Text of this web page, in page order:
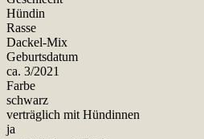
Hündin
Rasse
Dackel-Mix
Geburtsdatum
ca. 3/2021
Farbe
schwarz
verträglich mit Hündinnen
ja